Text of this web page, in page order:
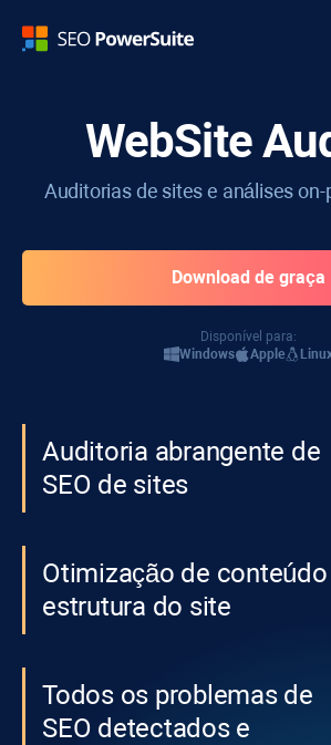
WebSite
Auditorias de sites e análises on-
Download de graça
Disponível para:
Windows
Apple
Auditoria abrangente de
SEO de sites
Otimização de conteúdo
estrutura do site
Todos os problemas de
SEO detectados e